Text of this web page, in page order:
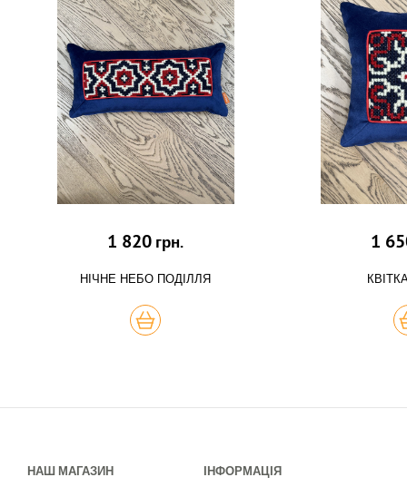
1 820 грн.
НІЧНЕ НЕБО ПОДІЛЛЯ
КУПИТЬ
1
НАШ МАГАЗИН ІНФОРМАЦІЯ